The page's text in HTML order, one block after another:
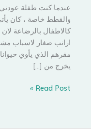
عندما كنت طفلة عودني
والقطط خاصة ، كان
كالاطفال بالرضاعة لان
ارانب صغار لاسباب
مقرهم الذي يأوي
يخرج من […]
قطط
Read Post »